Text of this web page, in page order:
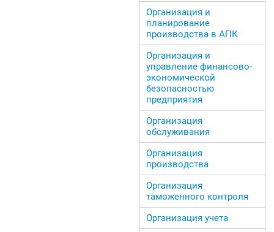
Организация и
планирование
производства в АПК
Организация и
управление финансово-
экономической
безопасностью
предприятия
Организация
обслуживания
Организация
производства
Организация
таможенного контроля
Организация учета